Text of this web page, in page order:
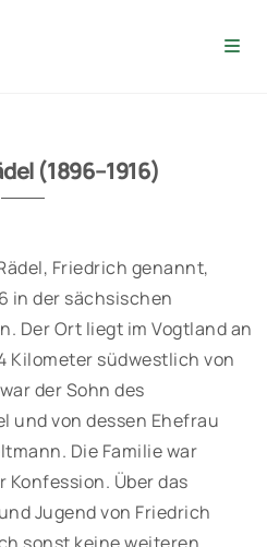
(1896–1916)
Friedrich genannt,
in der sächsischen
Der Ort liegt im Vogtland an
Kilometer südwestlich von
der Sohn des
und von dessen Ehefrau
Die Familie war
Über das
Jugend von Friedrich